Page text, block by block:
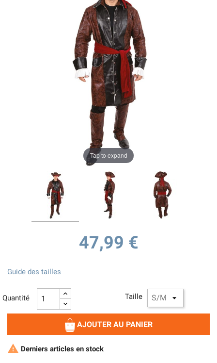
Tap to expand
47,99 €
Taille
Guide des tailles
Quantité
AJOUTER AU PANIER
 Derniers articles en stock